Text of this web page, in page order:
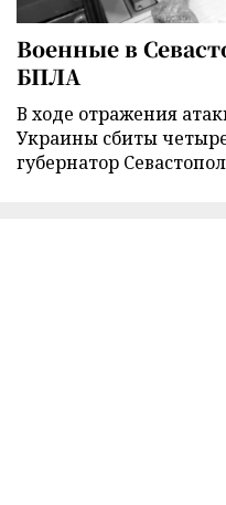
Военные в
БПЛА
В ходе отражения
Украины сбиты
губернатор